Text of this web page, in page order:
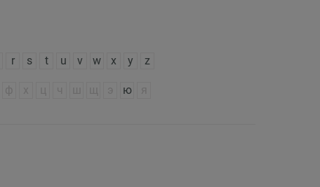
r s t u v w x y z
ю